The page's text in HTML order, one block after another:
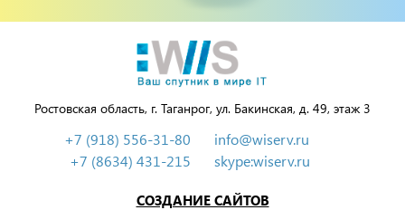
Ростовская область, г. Таганрог, ул. Бакинская, д. 49, этаж 3
+7 (918) 556-31-80
+7 (8634) 431-215
info@wiserv.ru
skype:wiserv.ru
СОЗДАНИЕ САЙТОВ